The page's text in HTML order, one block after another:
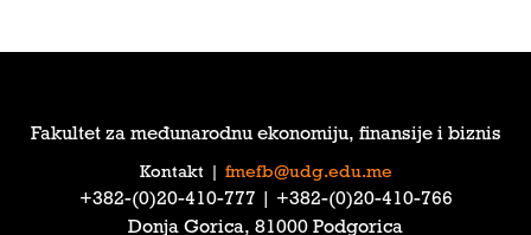
Fakultet za međunarodnu ekonomiju, finansije i biznis
Kontakt fmefb@udg.edu.me
‎+382-(0)20-410-777‎ | ‎+382-(0)20-410-766‎
Donja Gorica, 81000 Podgorica